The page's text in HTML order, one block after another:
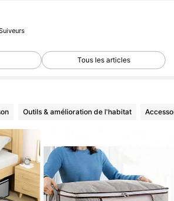
Tous les articles
Outils & amélioration de l'habitat